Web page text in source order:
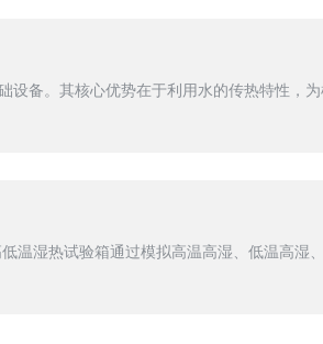
设备。其核心优势在于利用水的传热特性，
温湿热试验箱通过模拟高温高湿、低温高湿